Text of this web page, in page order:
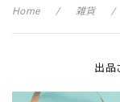
Home 雑貨
出品